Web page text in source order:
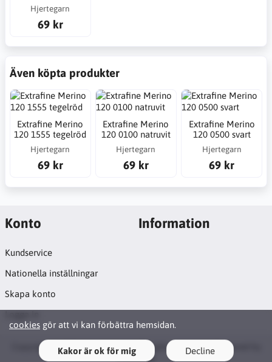
Hjertegarn
69 kr
Även köpta produkter
Extrafine Merino
120 1555 tegelröd
Hjertegarn
69 kr
Extrafine Merino
120 0100 natruvit
Hjertegarn
69 kr
Extrafine Merino
120 0500 svart
Hjertegarn
69 kr
cookies gör att vi kan förbättra hemsidan.
Kakor är ok för mig Decline
Konto
Kundservice
Nationella inställningar
Skapa konto
Information
Copyright © 2026 Syosticka.se. All rights reserved · Powered by
LiteCart®